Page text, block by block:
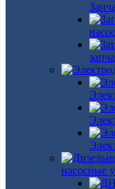
насосные